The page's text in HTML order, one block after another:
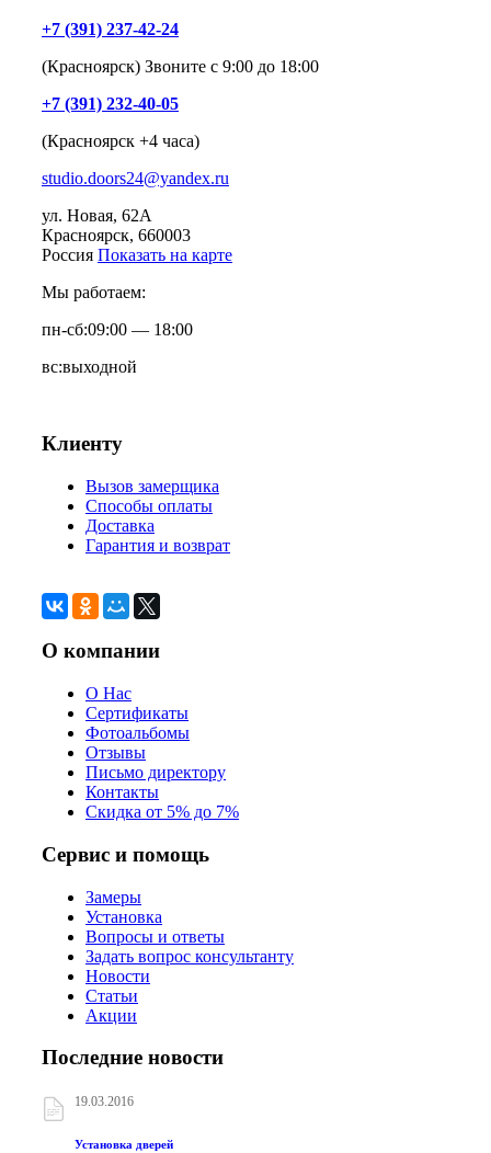
+7 (391) 237-42-24
(Красноярск) Звоните с 9:00 до 18:00
+7 (391) 232-40-05
(Красноярск +4 часа)
studio.doors24@yandex.ru
ул. Новая, 62А
Красноярск, 660003
Россия Показать на карте
Мы работаем:
пн-сб:09:00 — 18:00
вс:выходной
Клиенту
Вызов замерщика
Способы оплаты
Доставка
Гарантия и возврат
О компании
О Нас
Сертификаты
Фотоальбомы
Отзывы
Письмо директору
Контакты
Скидка от 5% до 7%
Сервис и помощь
Замеры
Установка
Вопросы и ответы
Задать вопрос консультанту
Новости
Статьи
Акции
Последние новости
19.03.2016
Установка дверей